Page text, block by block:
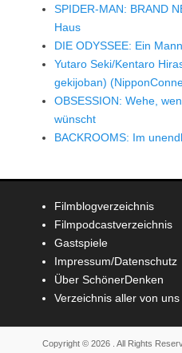
SPIDER-MAN: BRAND
Haus
DIE ODYSSEE: Ein
Yutaro Seki/Kentaro
gekijoban)
OBSESSION: Wehe,
wünscht
BACKROOMS: Im
Filmblogverzeichnis
Filmpodcastverzeichnis
Gastspiele
Impressum/Datenschutz
Über SchönerDenken
Verzeichnis aller von
Copyright © 2026 . All Rights